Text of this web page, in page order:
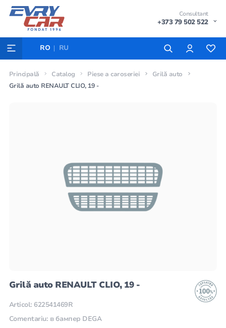
Consultant
+373 79 502 522
RO RU
Principală Catalog Piese a caroseriei
Grilă auto
Grilă auto RENAULT CLIO, 19 -
Grilă auto RENAULT CLIO, 19 -
Articol: 622541469R
Comentariu: в бампер DEGA